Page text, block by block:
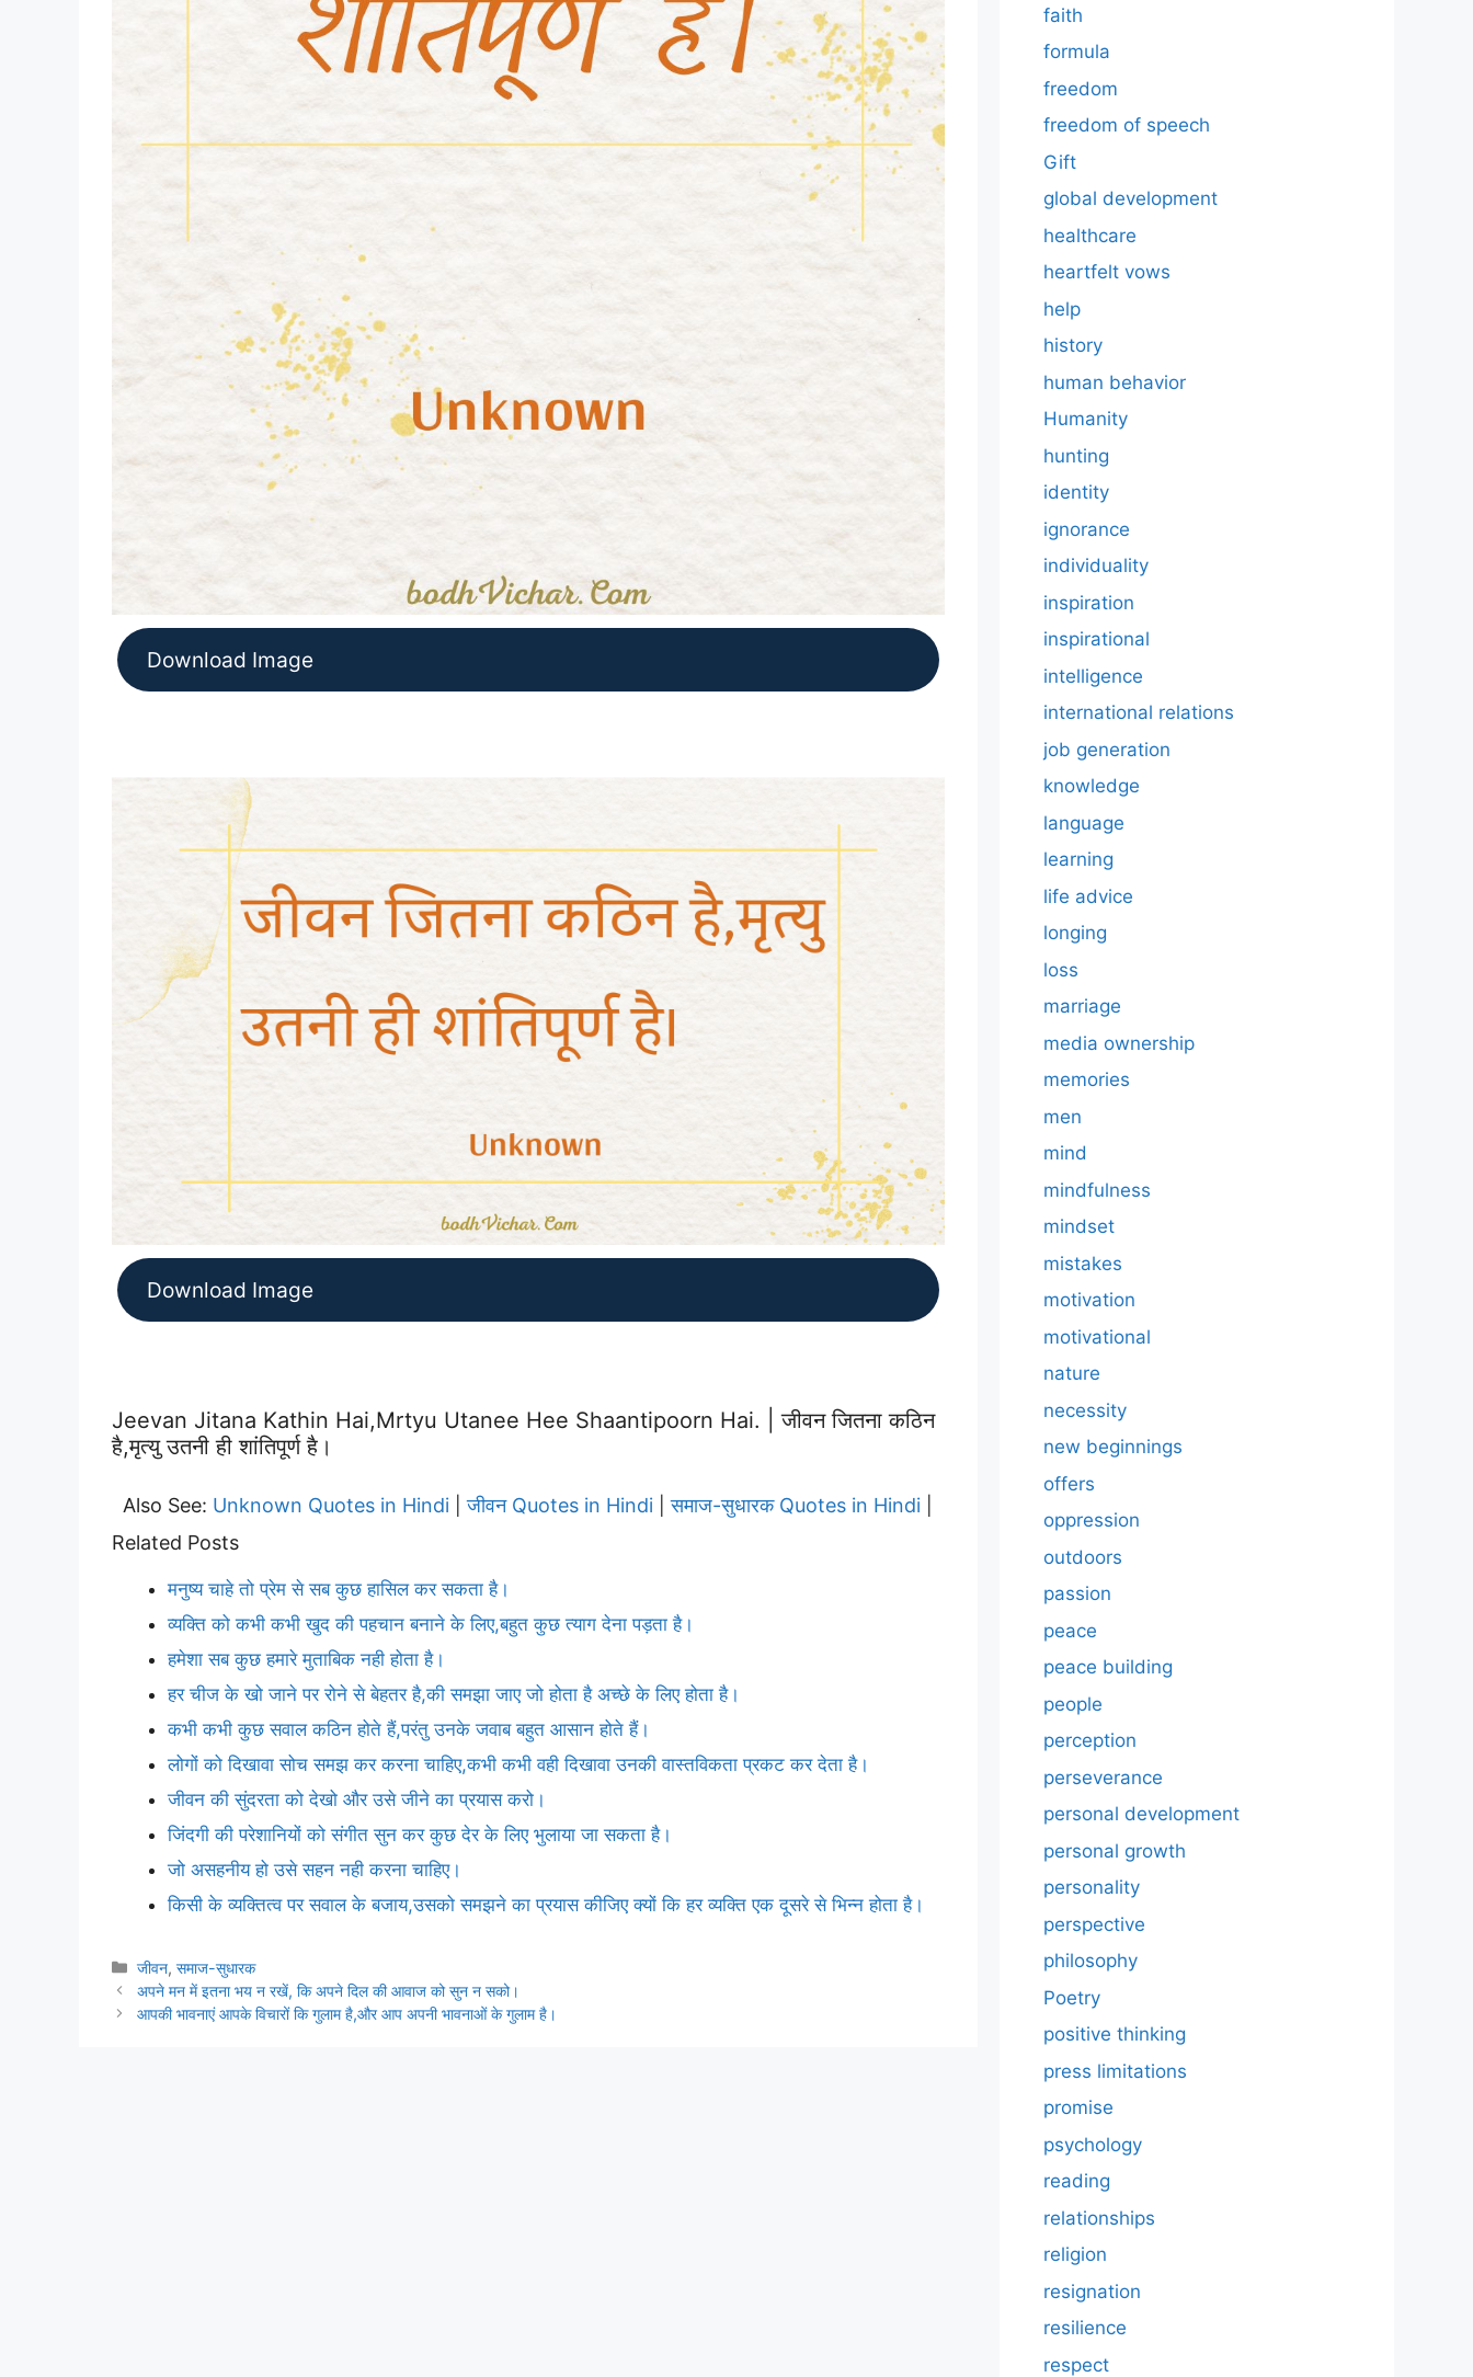
Download Image
Download Image
Jeevan Jitana Kathin Hai,mrtyu Utanee Hee Shaantipoorn Hai. | जीवन जितना कठिन
है,मृत्यु उतनी ही शांतिपूर्ण है।
Also See: Unknown Quotes in Hindi |जीवन Quotes in Hindi |समाज-सुधारक Quotes in Hindi
Related Posts
मनुष्य चाहे तो प्रेम से सब कुछ हासिल कर सकता है।
व्यक्ति को कभी कभी खुद की पहचान बनाने के लिए,बहुत कुछ त्याग देना पड़ता है।
हमेशा सब कुछ हमारे मुताबिक नही होता है।
हर चीज के खो जाने पर रोने से बेहतर है,की समझा जाए जो होता है अच्छे के लिए होता है।
कभी कभी कुछ सवाल कठिन होते हैं,परंतु उनके जवाब बहुत आसान होते हैं।
लोगों को दिखावा सोच समझ कर करना चाहिए,कभी कभी वही दिखावा उनकी वास्तविकता प्रकट कर देता है।
जीवन की सुंदरता को देखो और उसे जीने का प्रयास करो।
जिंदगी की परेशानियों को संगीत सुन कर कुछ देर के लिए भुलाया जा सकता है।
जो असहनीय हो उसे सहन नही करना चाहिए।
किसी के व्यक्तित्व पर सवाल के बजाय,उसको समझने का प्रयास कीजिए क्यों कि हर व्यक्ति एक दूसरे से भिन्न होता है।
Categories
जीवन,समाज-सुधारक
अपने मन में इतना भय न रखें, कि अपने दिल की आवाज को सुन न सको।
आपकी भावनाएं आपके विचारों कि गुलाम है,और आप अपनी भावनाओं के गुलाम है।
faith
formula
freedom
freedom of speech
Gift
global development
healthcare
heartfelt vows
help
history
human behavior
Humanity
hunting
identity
ignorance
individuality
inspiration
inspirational
intelligence
international relations
job generation
knowledge
language
learning
life advice
longing
loss
marriage
media ownership
memories
men
mind
mindfulness
mindset
mistakes
motivation
motivational
nature
necessity
new beginnings
offers
oppression
outdoors
passion
peace
peace building
people
perception
perseverance
personal development
personal growth
personality
perspective
philosophy
Poetry
positive thinking
press limitations
promise
psychology
reading
relationships
religion
resignation
resilience
respect